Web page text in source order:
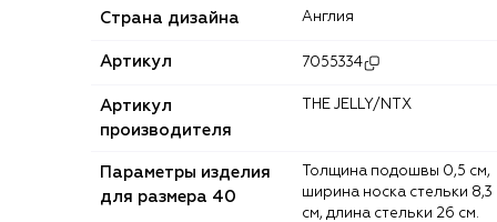
Страна дизайна Англия
Артикул 7055334
Артикул
производителя
THE JELLY/NTX
Параметры изделия
для размера 40
ширина носка стельки 8,3
см, длина стельки 26 см.